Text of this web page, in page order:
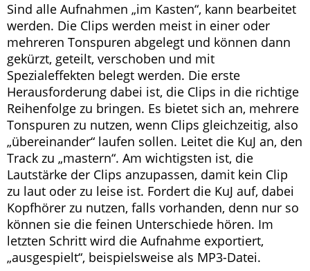
Sind alle Aufnahmen „im Kasten“, kann bearbeitet
werden. Die Clips werden meist in einer oder
mehreren Tonspuren abgelegt und können dann
gekürzt, geteilt, verschoben und mit
Spezialeffekten belegt werden. Die erste
Herausforderung dabei ist, die Clips in die richtige
Reihenfolge zu bringen. Es bietet sich an, mehrere
Tonspuren zu nutzen, wenn Clips gleichzeitig, also
„übereinander“ laufen sollen. Leitet die KuJ an, den
Track zu „mastern“. Am wichtigsten ist, die
Lautstärke der Clips anzupassen, damit kein Clip
zu laut oder zu leise ist. Fordert die KuJ auf, dabei
Kopfhörer zu nutzen, falls vorhanden, denn nur so
können sie die feinen Unterschiede hören. Im
letzten Schritt wird die Aufnahme exportiert,
„ausgespielt“, beispielsweise als MP3-Datei.